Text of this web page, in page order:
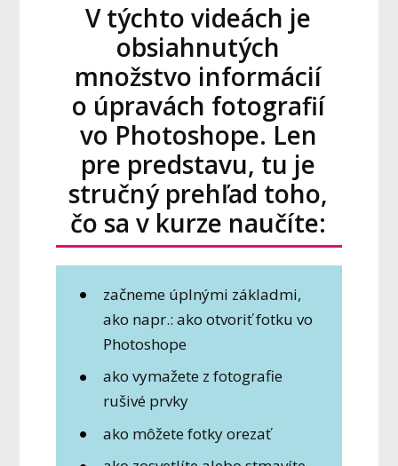
V týchto videách je
obsiahnutých
množstvo informácií
o úpravách fotografií
vo Photoshope. Len
pre predstavu, tu je
stručný prehľad toho,
čo sa v kurze naučíte:
začneme úplnými základmi,
ako napr.: ako otvoriť fotku vo
Photoshope
ako vymažete z fotografie
rušivé prvky
ako môžete fotky orezať